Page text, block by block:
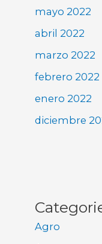
mayo 2022
abril 2022
marzo 2022
febrero 2022
enero 2022
diciembre
Agro